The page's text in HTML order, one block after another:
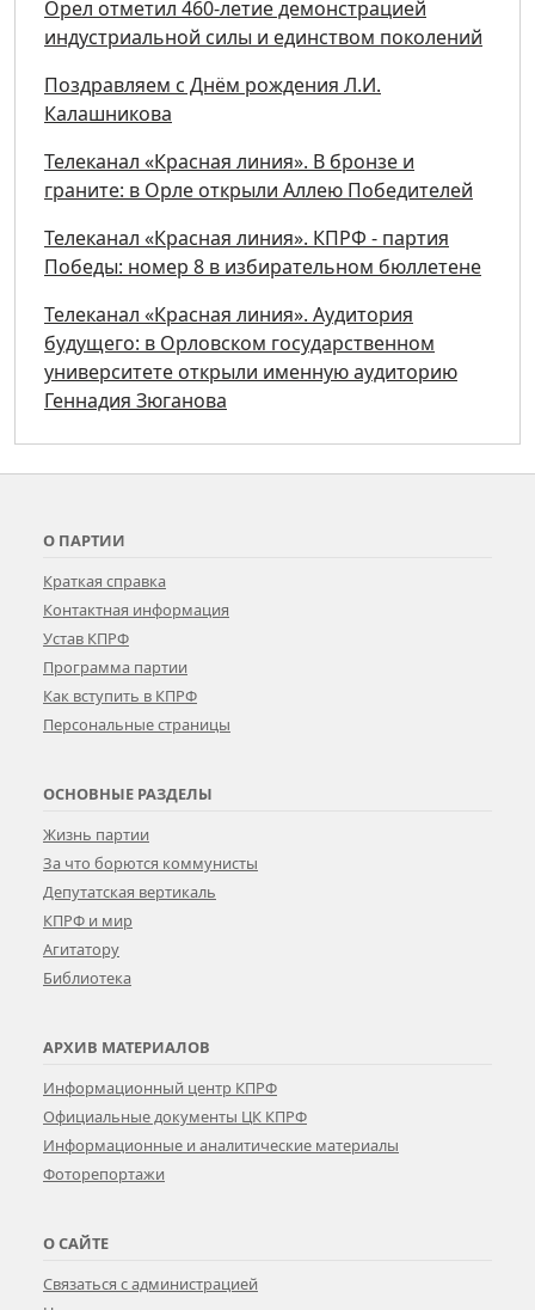
Орел отметил 460-летие демонстрацией
индустриальной силы и единством поколений
Поздравляем с Днём рождения Л.И.
Калашникова
Телеканал «Красная линия». В бронзе и
граните: в Орле открыли Аллею Победителей
Телеканал «Красная линия». КПРФ - партия
Победы: номер 8 в избирательном бюллетене
Телеканал «Красная линия». Аудитория
будущего: в Орловском государственном
университете открыли именную аудиторию
Геннадия Зюганова
О ПАРТИИ
Краткая справка
Контактная информация
Устав КПРФ
Программа партии
Как вступить в КПРФ
Персональные страницы
ОСНОВНЫЕ РАЗДЕЛЫ
Жизнь партии
За что борются коммунисты
Депутатская вертикаль
КПРФ и мир
Агитатору
Библиотека
АРХИВ МАТЕРИАЛОВ
Информационный центр КПРФ
Официальные документы ЦК КПРФ
Информационные и аналитические материалы
Фоторепортажи
О САЙТЕ
Связаться с администрацией